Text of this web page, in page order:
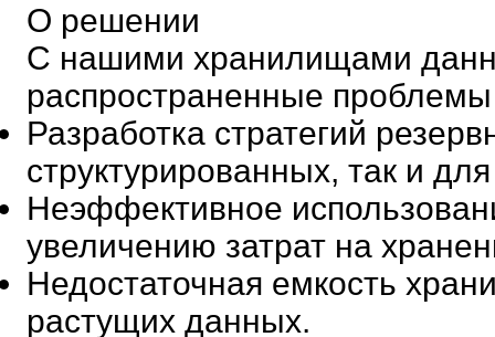
О решении
С нашими хранилищами
распространенные проблемы
Разработка стратегий
структурированных, так и
Неэффективное
увеличению затрат на
Недостаточная емкость
растущих данных.